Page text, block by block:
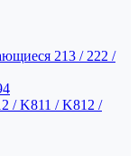
213 / 222 /
/ K811 / K812 /